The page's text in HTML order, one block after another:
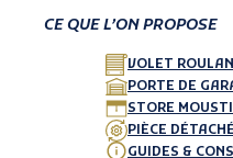
CE QUE L’ON PROPOSE
VOLET
PORTE DE
STORE
PIÈCE
GUIDES &